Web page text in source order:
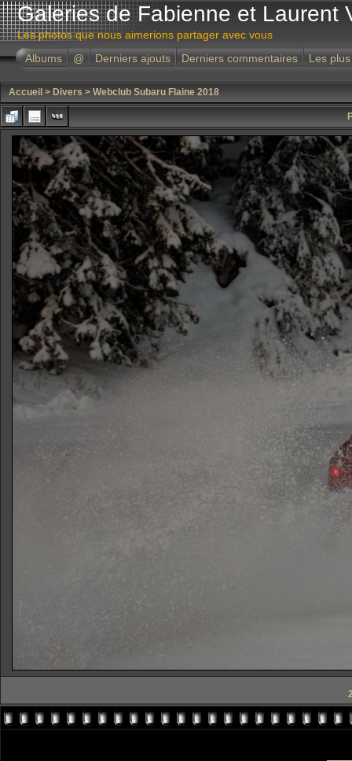
Galeries de Fabienne et Laurent
Les photos que nous aimerions partager avec vous
Albums
@ Derniers ajouts Derniers commentaires Les
Accueil > Divers > Webclub Subaru Flaine 2018